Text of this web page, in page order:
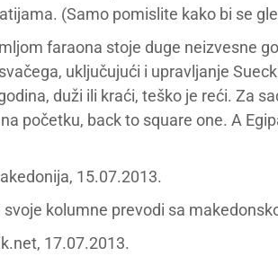
(Samo pomislite kako bi se
faraona stoje duge neizvesne
uključujući i upravljanje
duži ili kraći, teško je reći. Za
početku, back to square one. A
15.07.2013.
kolumne prevodi sa
17.07.2013.